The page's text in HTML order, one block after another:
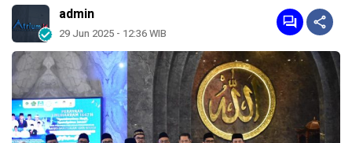
admin
29 Jun 2025 - 12:36 WIB